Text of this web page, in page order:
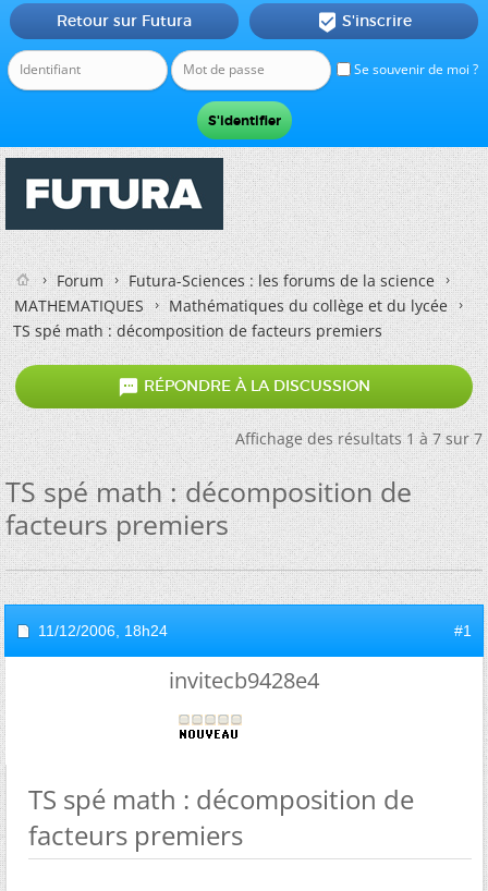
Se souvenir de moi ?
Retour sur Futura  S'inscrire
Forum
Futura-Sciences : les forums de la science
MATHEMATIQUES
Mathématiques du collège et du lycée
TS spé math : décomposition de facteurs premiers
 RÉPONDRE À LA DISCUSSION
Affichage des résultats 1 à 7 sur 7
TS spé math : décomposition de
facteurs premiers
11/12/2006, 18h24 #1
invitecb9428e4
TS spé math : décomposition de
facteurs premiers